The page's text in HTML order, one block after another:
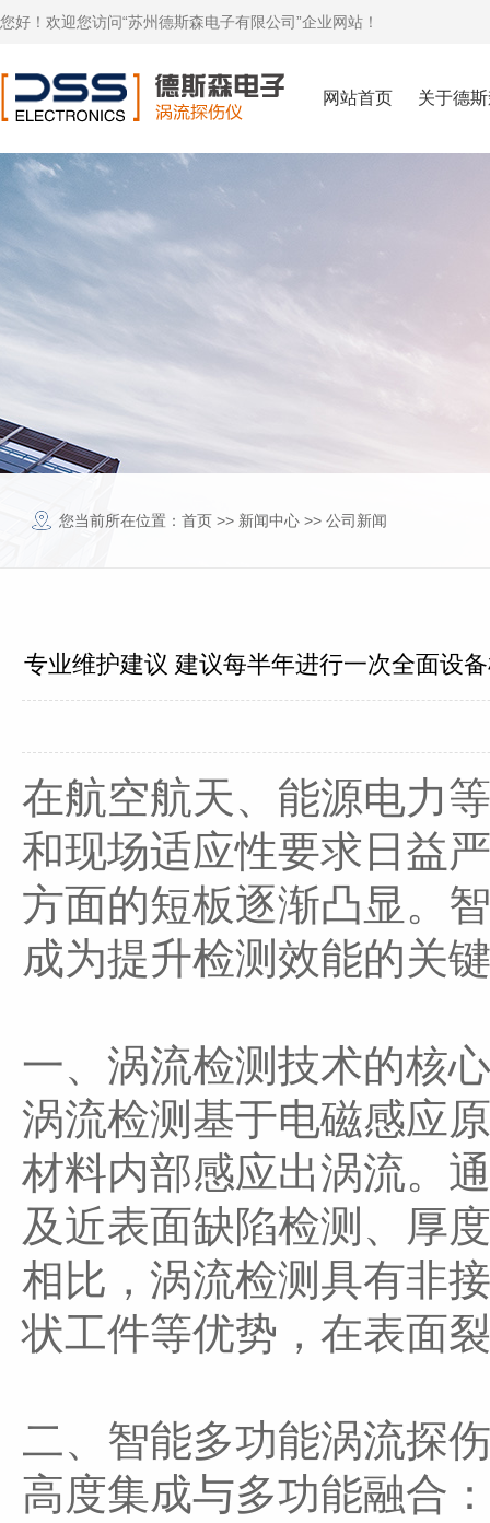
您好！欢迎您访问“苏州德斯森电子有限公司”企业网站！
网站首页 关于德
您当前所在位置： 首页 >> 新闻中心 >> 公司新闻
专业维护建议 建议每半年进行一次全面设
处理量、分选效果和维护情况，便于
在航空航天、能源电力
和现场适应性要求日益
方面的短板逐渐凸显。
成为提升检测效能的关
一、涡流检测技术的核
涡流检测基于电磁感应
材料内部感应出涡流。
及近表面缺陷检测、厚
相比，涡流检测具有非
状工件等优势，在表面
二、智能多功能涡流探
高度集成与多功能融合